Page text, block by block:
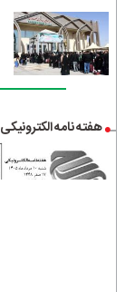
هفته نامه الکترونیکی